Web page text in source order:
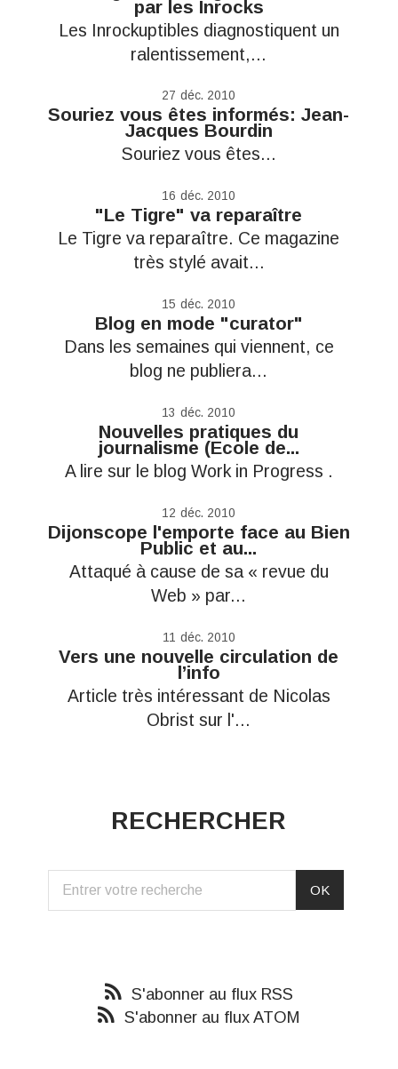
par les Inrocks
Les Inrockuptibles diagnostiquent un
ralentissement,...
27 déc. 2010
Souriez vous êtes informés: Jean-
Jacques Bourdin
Souriez vous êtes...
16 déc. 2010
"Le Tigre" va reparaître
Le Tigre va reparaître. Ce magazine
très stylé avait...
15 déc. 2010
Blog en mode "curator"
Dans les semaines qui viennent, ce
blog ne publiera...
13 déc. 2010
Nouvelles pratiques du
journalisme (Ecole de...
A lire sur le blog Work in Progress .
12 déc. 2010
Dijonscope l'emporte face au Bien
Public et au...
Attaqué à cause de sa « revue du
Web » par...
11 déc. 2010
Vers une nouvelle circulation de
l’info
Article très intéressant de Nicolas
Obrist sur l'...
RECHERCHER
S'abonner au flux RSS
S'abonner au flux ATOM